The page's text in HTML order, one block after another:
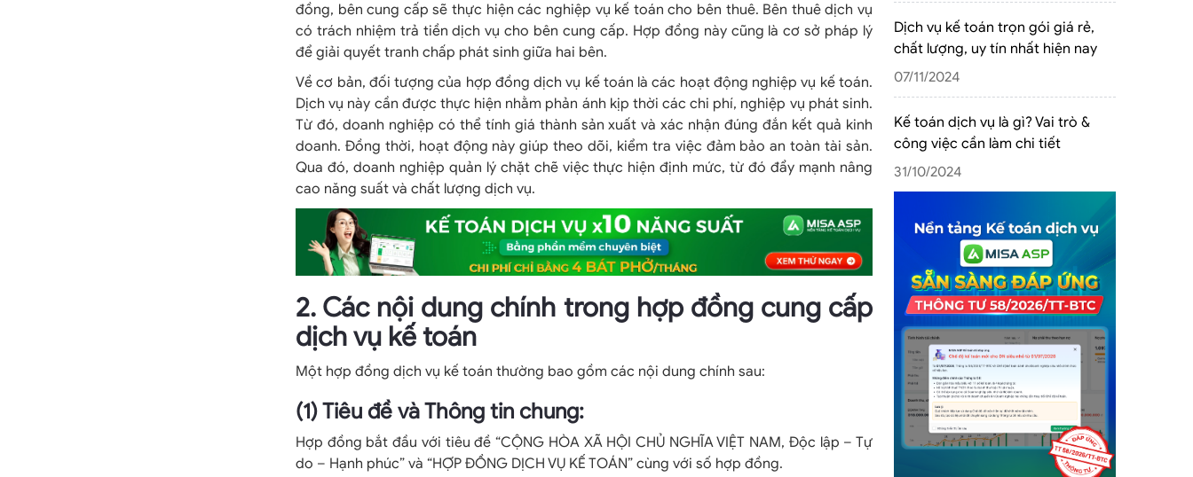
đồng, bên cung cấp sẽ thực hiện các nghiệp vụ kế toán cho bên thuê. Bên thuê dịch vụ
có trách nhiệm trả tiền dịch vụ cho bên cung cấp. Hợp đồng này cũng là cơ sở pháp lý
để giải quyết tranh chấp phát sinh giữa hai bên.
Về cơ bản, đối tượng của hợp đồng dịch vụ kế toán là các hoạt động nghiệp vụ kế toán.
Dịch vụ này cần được thực hiện nhằm phản ánh kịp thời các chi phí, nghiệp vụ phát sinh.
Từ đó, doanh nghiệp có thể tính giá thành sản xuất và xác nhận đúng đắn kết quả kinh
doanh. Đồng thời, hoạt động này giúp theo dõi, kiểm tra việc đảm bảo an toàn tài sản.
Qua đó, doanh nghiệp quản lý chặt chẽ việc thực hiện định mức, từ đó đẩy mạnh nâng
cao năng suất và chất lượng dịch vụ.
2. Các nội dung chính trong hợp đồng cung cấp
dịch vụ kế toán
Một hợp đồng dịch vụ kế toán thường bao gồm các nội dung chính sau:
(1) Tiêu đề và Thông tin chung:
Hợp đồng bắt đầu với tiêu đề “CỘNG HÒA XÃ HỘI CHỦ NGHĨA VIỆT NAM, Độc lập – Tự
do – Hạnh phúc” và “HỢP ĐỒNG DỊCH VỤ KẾ TOÁN” cùng với số hợp đồng.
Dịch vụ kế toán trọn gói giá rẻ,
chất lượng, uy tín nhất hiện nay
07/11/2024
Kế toán dịch vụ là gì? Vai trò &
công việc cần làm chi tiết
31/10/2024